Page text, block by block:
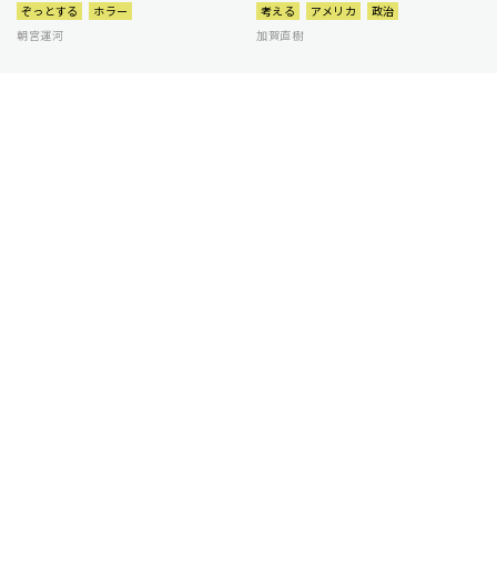
ぞっとする
ホラー
朝宮運河
考える アメリカ
政治
加賀直樹